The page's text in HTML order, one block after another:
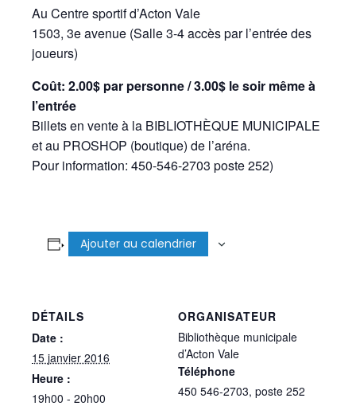
Au Centre sportif d’Acton Vale
1503, 3e avenue (Salle 3-4 accès par l’entrée des
joueurs)
Coût: 2.00$ par personne / 3.00$ le soir même à
l’entrée
Billets en vente à la BIBLIOTHÈQUE MUNICIPALE
et au PROSHOP (boutique) de l’aréna.
Pour information: 450-546-2703 poste 252)
Ajouter au calendrier
DÉTAILS
Date :
15 janvier 2016
Heure :
19h00 - 20h00
ORGANISATEUR
Bibliothèque municipale
d’Acton Vale
Téléphone
450 546-2703, poste 252